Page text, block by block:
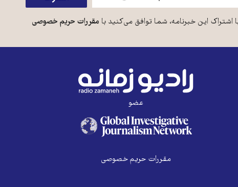
اشتراک این خبرنامه، شما توافق می‌کنید با مقررات حریم خصوصی
عضو
مقررات حریم خصوصی